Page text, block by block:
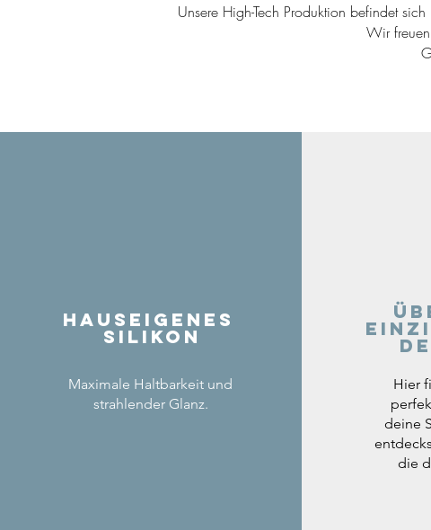
Unsere High-Tech Produktion befindet
Wir
Hauseigenes
Silikon
Maximale Haltbarkeit und
strahlender Glanz.
Hier
deine
die